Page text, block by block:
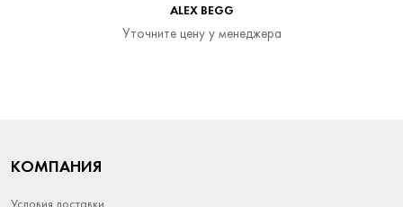
ALEX BEGG
Уточните цену у менеджера
КОМПАНИЯ